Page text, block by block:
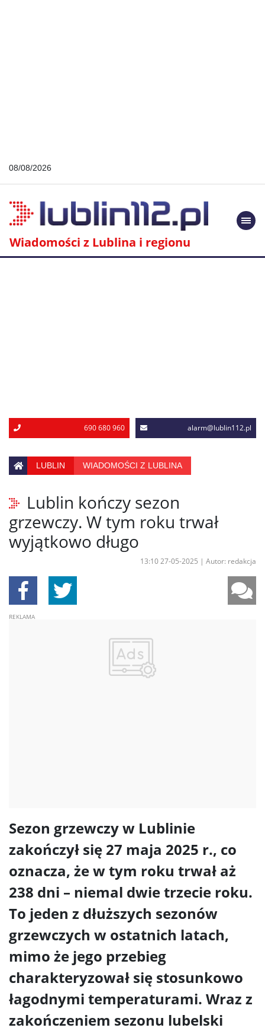
08/08/2026
Wiadomości z Lublina i regionu
690 680 960 alarm@lublin112.pl
LUBLIN WIADOMOŚCI Z LUBLINA
Lublin kończy sezon
grzewczy. W tym roku trwał
wyjątkowo długo
13:10 27-05-2025 | Autor: redakcja
Sezon grzewczy w Lublinie
zakończył się 27 maja 2025 r., co
oznacza, że w tym roku trwał aż
238 dni – niemal dwie trzecie roku.
To jeden z dłuższych sezonów
grzewczych w ostatnich latach,
mimo że jego przebieg
charakteryzował się stosunkowo
łagodnymi temperaturami. Wraz z
zakończeniem sezonu lubelski